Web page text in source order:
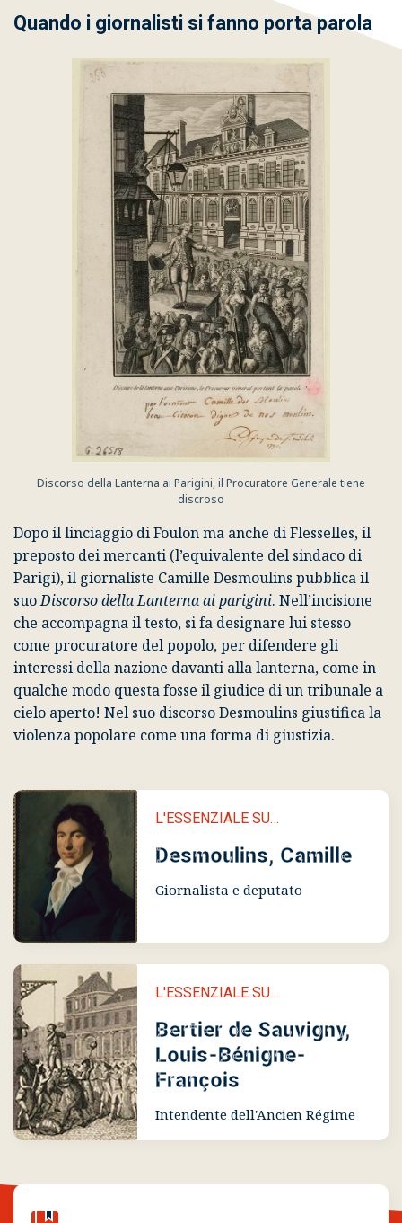
Quando i giornalisti si fanno porta parola
Discorso della Lanterna ai Parigini, il Procuratore Generale tiene
discroso
Dopo il linciaggio di Foulon ma anche di Flesselles, il
preposto dei mercanti (l’equivalente del sindaco di
Parigi), il giornaliste Camille Desmoulins pubblica il
suoDiscorso della Lanterna ai parigini. Nell’incisione
che accompagna il testo, si fa designare lui stesso
come procuratore del popolo, per difendere gli
interessi della nazione davanti alla lanterna, come in
qualche modo questa fosse il giudice di un tribunale a
cielo aperto! Nel suo discorso Desmoulins giustifica la
violenza popolare come una forma di giustizia.
L'ESSENZIALE SU…
Desmoulins, Camille
Giornalista e deputato
L'ESSENZIALE SU…
Bertier de Sauvigny,
Louis-Bénigne-
François
Intendente dell'Ancien Régime